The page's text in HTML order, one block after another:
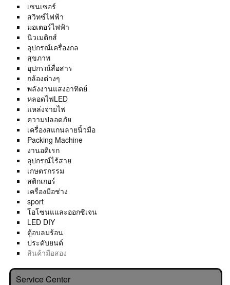
เซนเซอร์
สวิทซ์ไฟฟ้า
มอเตอร์ไฟฟ้า
นิวเมติกส์
อุปกรณ์เครื่องกล
สุขภาพ
อุปกรณ์สื่อสาร
กล้องต่างๆ
พลังงานแสงอาทิตย์
หลอดไฟLED
แหล่งจ่ายไฟ
ความปลอดภัย
เครื่องสแกนลายนิ้วมือ
Packing Machine
งานอดิเรก
อุปกรณ์ไร้สาย
เกษตรกรรม
สติกเกอร์
เครื่องมือช่าง
sport
โอโซนแและออกซิเจน
LED DIY
ตู้อบลมร้อน
ประดับยนต์
สินค้ามือสอง
Service Center